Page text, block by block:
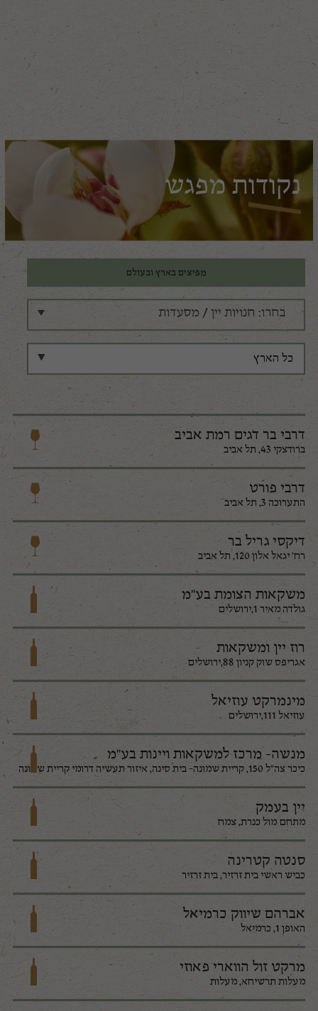
נקודות מפגש
מפיצים בארץ ובעולם
בחרו: חנויות יין / מסעדות
דרבי בר דגים רמת אביב
ברודצקי 43, תל אביב
דרבי פורט
התערוכה 3, תל אביב
דיקסי גריל בר
רח' יגאל אלון 120, תל אביב
משקאות הצומת בע"מ
גולדה מאיר 1,ירושלים
רוז יין ומשקאות
אגריפס שוק קניון 88,ירושלים
מינמרקט עוזיאל
עוזיאל 111,ירושלים
מנשה- מרכז למשקאות ויינות בע"מ
כיכר צה"ל 150, קריית שמונה- בית סינה, איזור תעשיה דרומי קריית שמונה
יין בעמק
מתחם מול כנרת, צמח
סנטה קטרינה
כביש ראשי בית זרזיר, בית זרזיר
אברהם שיווק כרמיאל
האופן 1, כרמיאל
מרקט זול הווארי פאוזי
מעלות תרשיחא, מעלות